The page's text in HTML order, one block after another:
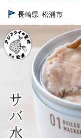
TOP
TOP
長崎県 松浦市